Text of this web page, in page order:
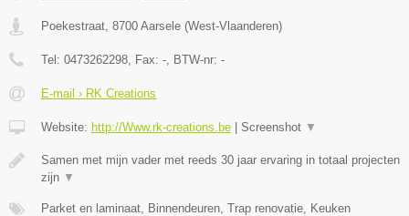
Poekestraat 8700 Aarsele (West-Vlaanderen)
Tel: 0473262298 , Fax: - , BTW-nr: -
E-mail › RK Creations
Website: http://Www.rk-creations.be | Screenshot ▼
Samen met mijn vader met reeds 30 jaar ervaring in totaal projecten
zijn ▼
Parket en laminaat, Binnendeuren, Trap renovatie, Keuken